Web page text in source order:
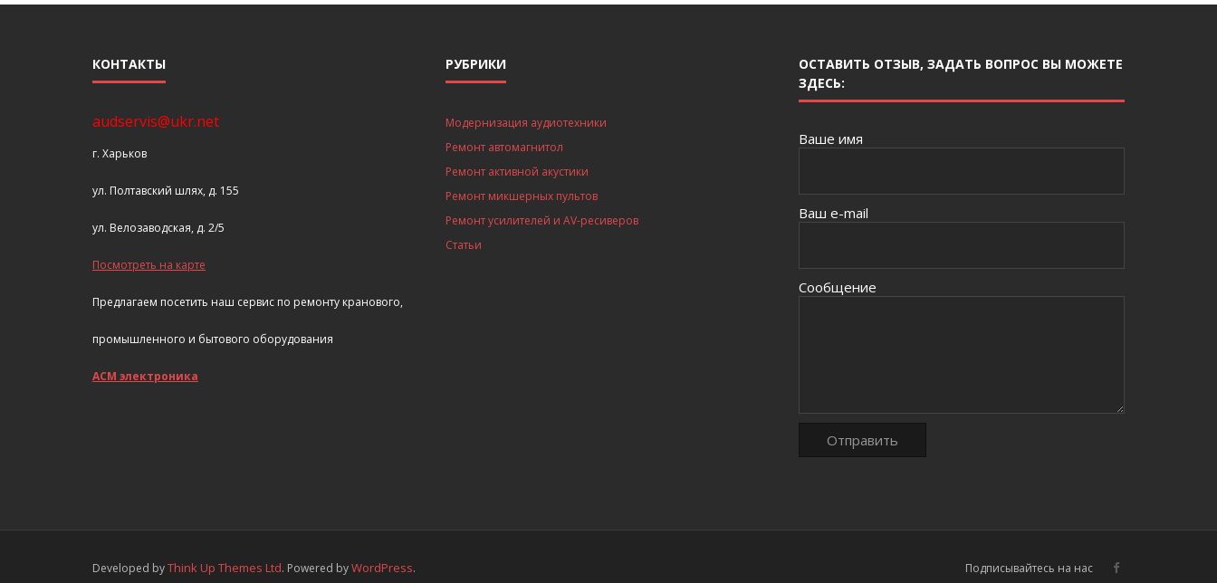
КОНТАКТЫ
audservis@ukr.net
г. Харьков
ул. Полтавский шлях, д. 155
ул. Велозаводская, д. 2/5
Посмотреть на карте
Предлагаем посетить наш сервис по ремонту кранового,
промышленного и бытового оборудования
АСМ электроника
РУБРИКИ
Модернизация аудиотехники
Ремонт автомагнитол
Ремонт активной акустики
Ремонт микшерных пультов
Ремонт усилителей и AV-ресиверов
Статьи
ОСТАВИТЬ ОТЗЫВ, ЗАДАТЬ ВОПРОС ВЫ МОЖЕТЕ
ЗДЕСЬ:
Ваше имя
Ваш e-mail
Сообщение
Developed byThink Up Themes Ltd. Powered byWordPress. Подписывайтесь на нас